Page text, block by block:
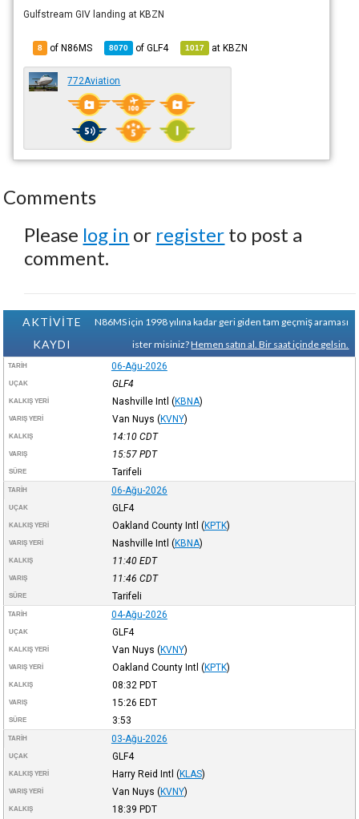
Gulfstream GIV landing at KBZN
8 of N86MS 8070 ofGLF4 1017 atKBZN
772Aviation
Comments
Please log in or register to post a
comment.
AKTİVİTE
KAYDI
N86MS için 1998 yılına kadar geri giden tam geçmiş araması
ister misiniz?Hemen satın al. Bir saat içinde gelsin.
TARIH 06-Ağu-2026
UÇAK GLF4
KALKIŞ YERI Nashville Intl (KBNA)
VARIŞ YERI Van Nuys (KVNY)
KALKIŞ 14:10 CDT
VARIŞ 15:57 PDT
SÜRE Tarifeli
TARIH 06-Ağu-2026
UÇAK GLF4
KALKIŞ YERI Oakland County Intl (KPTK)
VARIŞ YERI Nashville Intl (KBNA)
KALKIŞ 11:40 EDT
VARIŞ 11:46 CDT
SÜRE Tarifeli
TARIH 04-Ağu-2026
UÇAK GLF4
KALKIŞ YERI Van Nuys (KVNY)
VARIŞ YERI Oakland County Intl (KPTK)
KALKIŞ 08:32 PDT
VARIŞ 15:26 EDT
SÜRE 3:53
TARIH 03-Ağu-2026
UÇAK GLF4
KALKIŞ YERI Harry Reid Intl (KLAS)
VARIŞ YERI Van Nuys (KVNY)
KALKIŞ 18:39 PDT